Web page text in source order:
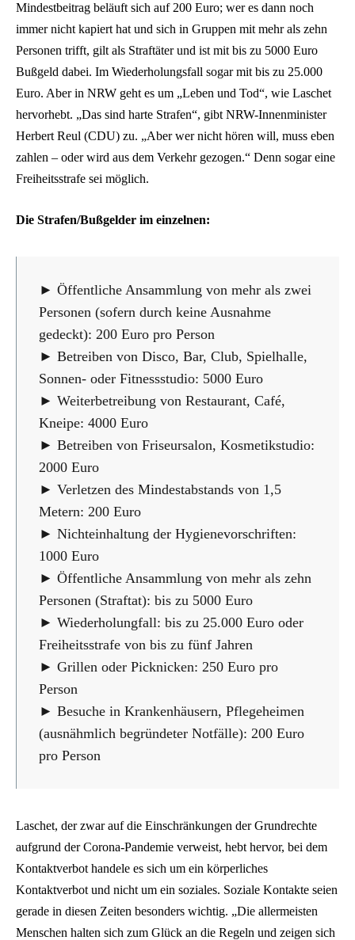
Mindestbeitrag beläuft sich auf 200 Euro; wer es dann noch
immer nicht kapiert hat und sich in Gruppen mit mehr als zehn
Personen trifft, gilt als Straftäter und ist mit bis zu 5000 Euro
Bußgeld dabei. Im Wiederholungsfall sogar mit bis zu 25.000
Euro. Aber in NRW geht es um „Leben und Tod“, wie Laschet
hervorhebt. „Das sind harte Strafen“, gibt NRW-Innenminister
Herbert Reul (CDU) zu. „Aber wer nicht hören will, muss eben
zahlen – oder wird aus dem Verkehr gezogen.“ Denn sogar eine
Freiheitsstrafe sei möglich.
Die Strafen/Bußgelder im einzelnen:
► Öffentliche Ansammlung von mehr als zwei
Personen (sofern durch keine Ausnahme
gedeckt): 200 Euro pro Person
► Betreiben von Disco, Bar, Club, Spielhalle,
Sonnen- oder Fitnessstudio: 5000 Euro
► Weiterbetreibung von Restaurant, Café,
Kneipe: 4000 Euro
► Betreiben von Friseursalon, Kosmetikstudio:
2000 Euro
► Verletzen des Mindestabstands von 1,5
Metern: 200 Euro
► Nichteinhaltung der Hygienevorschriften:
1000 Euro
► Öffentliche Ansammlung von mehr als zehn
Personen (Straftat): bis zu 5000 Euro
► Wiederholungfall: bis zu 25.000 Euro oder
Freiheitsstrafe von bis zu fünf Jahren
► Grillen oder Picknicken: 250 Euro pro
Person
► Besuche in Krankenhäusern, Pflegeheimen
(ausnähmlich begründeter Notfälle): 200 Euro
pro Person
Laschet, der zwar auf die Einschränkungen der Grundrechte
aufgrund der Corona-Pandemie verweist, hebt hervor, bei dem
Kontaktverbot handele es sich um ein körperliches
Kontaktverbot und nicht um ein soziales. Soziale Kontakte seien
gerade in diesen Zeiten besonders wichtig. „Die allermeisten
Menschen halten sich zum Glück an die Regeln und zeigen sich